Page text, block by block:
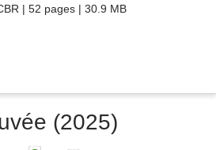
| 52 pages | 30.9 MB
(2025)